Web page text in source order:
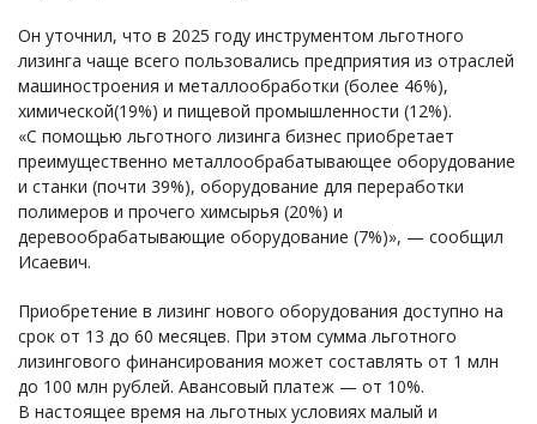
Он уточнил, что в 2025 году инструментом льготного
лизинга чаще всего пользовались предприятия из отраслей
машиностроения и металлообработки (более 46%),
химической(19%) и пищевой промышленности (12%).
«С помощью льготного лизинга бизнес приобретает
преимущественно металлообрабатывающее оборудование
и станки (почти 39%), оборудование для переработки
полимеров и прочего химсырья (20%) и
деревообрабатывающие оборудование (7%)», — сообщил
Исаевич.
Приобретение в лизинг нового оборудования доступно на
срок от 13 до 60 месяцев. При этом сумма льготного
лизингового финансирования может составлять от 1 млн
до 100 млн рублей. Авансовый платеж — от 10%.
В настоящее время на льготных условиях малый и